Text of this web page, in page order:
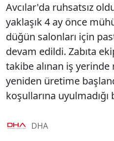
Avcılar'da ruhsatsız
yaklaşık 4 ay önce
düğün salonları için
devam edildi. Zabıta
takibe alınan iş
yeniden üretime
koşullarına
DHA